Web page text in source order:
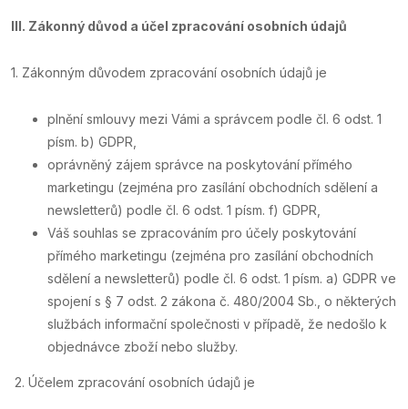
III. Zákonný důvod a účel zpracování osobních údajů
1. Zákonným důvodem zpracování osobních údajů je
plnění smlouvy mezi Vámi a správcem podle čl. 6 odst. 1
písm. b) GDPR,
oprávněný zájem správce na poskytování přímého
marketingu (zejména pro zasílání obchodních sdělení a
newsletterů) podle čl. 6 odst. 1 písm. f) GDPR,
Váš souhlas se zpracováním pro účely poskytování
přímého marketingu (zejména pro zasílání obchodních
sdělení a newsletterů) podle čl. 6 odst. 1 písm. a) GDPR ve
spojení s § 7 odst. 2 zákona č. 480/2004 Sb., o některých
službách informační společnosti v případě, že nedošlo k
objednávce zboží nebo služby.
2. Účelem zpracování osobních údajů je